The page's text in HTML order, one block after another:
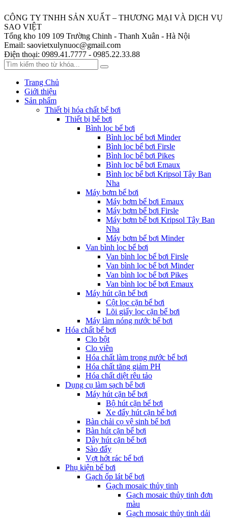
CÔNG TY TNHH SẢN XUẤT – THƯƠNG MẠI VÀ DỊCH VỤ
SAO VIỆT
Tổng kho 109 109 Trường Chinh - Thanh Xuân - Hà Nội
Email: saovietxulynuoc@gmail.com
Điện thoại: 0989.41.7777 - 0985.22.33.88
Trang Chủ
Giới thiệu
Sản phẩm
Thiết bị hóa chất bể bơi
Thiết bị bể bơi
Bình lọc bể bơi
Bình lọc bể bơi Minder
Bình lọc bể bơi Firsle
Bình lọc bể bơi Pikes
Bình lọc bể bơi Emaux
Bình lọc bể bơi Kripsol Tây Ban
Nha
Máy bơm bể bơi
Máy bơm bể bơi Emaux
Máy bơm bể bơi Firsle
Máy bơm bể bơi Kripsol Tây Ban
Nha
Máy bơm bể bơi Minder
Van bình lọc bể bơi
Van bình lọc bể bơi Firsle
Van bình lọc bể bơi Minder
Van bình lọc bể bơi Pikes
Van bình lọc bể bơi Emaux
Máy hút cặn bể bơi
Cột lọc cặn bể bơi
Lõi giấy lọc cặn bể bơi
Máy làm nóng nước bể bơi
Hóa chất bể bơi
Clo bột
Clo viên
Hóa chất làm trong nước bể bơi
Hóa chất tăng giảm PH
Hóa chất diệt rêu tảo
Dụng cụ làm sạch bể bơi
Máy hút cặn bể bơi
Bộ hút cặn bể bơi
Xe đẩy hút cặn bể bơi
Bàn chải cọ vệ sinh bể bơi
Bàn hút cặn bể bơi
Dây hút cặn bể bơi
Sào đẩy
Vợt hớt rác bể bơi
Phụ kiện bể bơi
Gạch ốp lát bể bơi
Gạch mosaic thủy tinh
Gạch mosaic thủy tinh đơn
màu
Gạch mosaic thủy tinh dải